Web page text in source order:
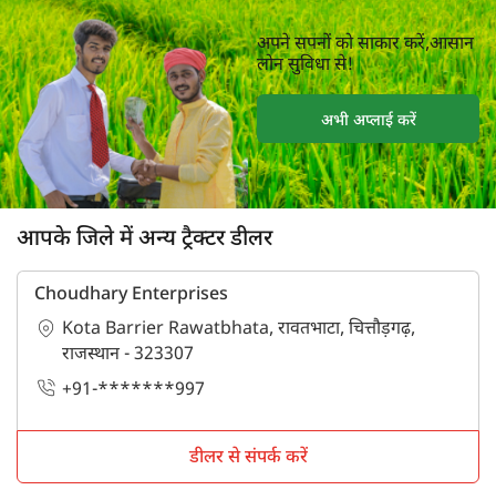
अपने सपनों को साकार करें,आसान
लोन सुविधा से!
अभी अप्लाई करें
आपके जिले में अन्य ट्रैक्टर डीलर
Choudhary Enterprises
Kota Barrier Rawatbhata, रावतभाटा, चित्तौड़गढ़,
राजस्थान - 323307
+91-*******997
डीलर से संपर्क करें